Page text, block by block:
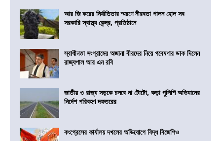
আর জি করের নির্যাতিতার স্মরণে নীরবতা পালন হোল সব
সরকারি স্বাস্থ্য কেন্দ্র, প্রতিষ্ঠানে
স্বাধীনতা সংগ্রামের অজানা বীরদের নিয়ে গবেষণার ডাক দিলেন
রাজ্যপাল আর এন রবি
জাতীয় ও রাজ্য সড়কে চলবে না টোটো, কড়া পুলিশি অভিযানের
নির্দেশ পরিবহণ দফতরের
কংগ্রেসের কার্যালয় দখলের অভিযোগে বিদ্ধ বিজেপিও